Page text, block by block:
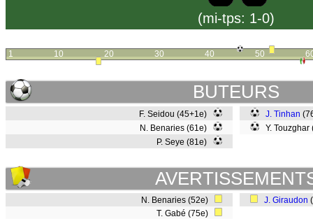
(mi-tps: 1-0)
1 10 20 30 40 50
BUTEURS
F. Seidou (45+1e)
N. Benaries (61e)
P. Seye (81e)
J. Tinhan
Y.
N. Benaries (52e)
T. Gabé (75e)
J. Giraudon